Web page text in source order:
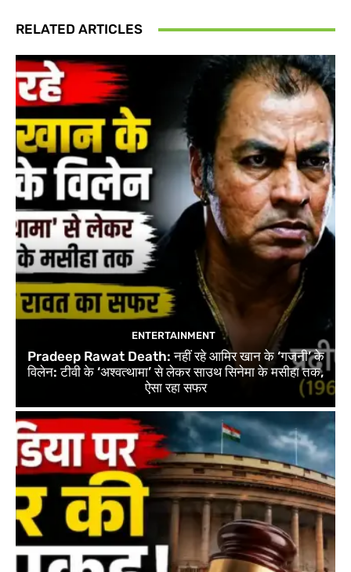
RELATED ARTICLES
ENTERTAINMENT
Pradeep Rawat Death: नहीं रहे आमिर खान के ‘गजनी’ के
विलेन: टीवी के ‘अश्वत्थामा’ से लेकर साउथ सिनेमा के मसीहा तक,
ऐसा रहा सफर